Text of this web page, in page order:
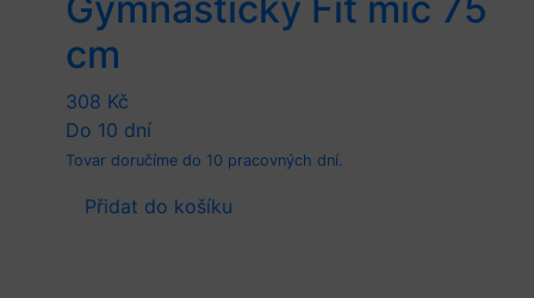
cm
308 Kč
Do 10 dní
Tovar doručíme do 10 pracovných dní.
Přidat do košíku